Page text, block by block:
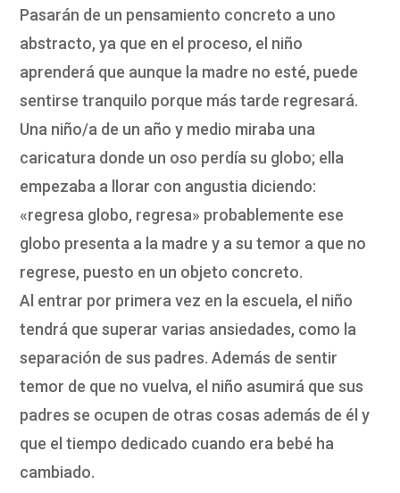
Pasarán de un pensamiento concreto a uno
abstracto, ya que en el proceso, el niño
aprenderá que aunque la madre no esté, puede
sentirse tranquilo porque más tarde regresará.
Una niño/a de un año y medio miraba una
caricatura donde un oso perdía su globo; ella
empezaba a llorar con angustia diciendo:
«regresa globo, regresa» probablemente ese
globo presenta a la madre y a su temor a que no
regrese, puesto en un objeto concreto.
Al entrar por primera vez en la escuela, el niño
tendrá que superar varias ansiedades, como la
separación de sus padres. Además de sentir
temor de que no vuelva, el niño asumirá que sus
padres se ocupen de otras cosas además de él y
que el tiempo dedicado cuando era bebé ha
cambiado.